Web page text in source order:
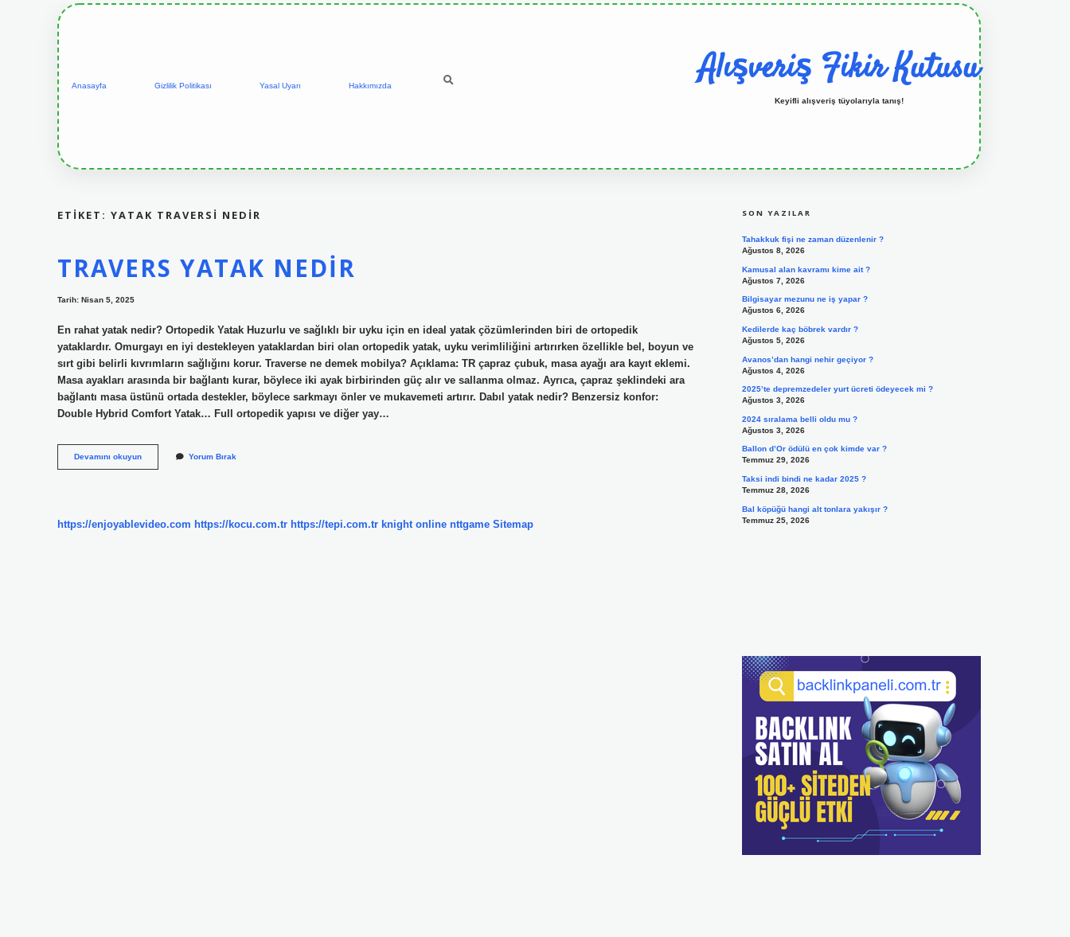
Anasayfa Gizlilik Politikası Yasal Uyarı Hakkımızda Alışveriş Fikir Kutusu
Keyifli alışveriş tüyolarıyla tanış!
ETIKET: YATAK TRAVERSI NEDIR
TRAVERS YATAK NEDIR
Tarih: Nisan 5, 2025
En rahat yatak nedir? Ortopedik Yatak Huzurlu ve sağlıklı bir uyku için en ideal yatak çözümlerinden biri de ortopedik
yataklardır. Omurgayı en iyi destekleyen yataklardan biri olan ortopedik yatak, uyku verimliliğini artırırken özellikle bel, boyun ve
sırt gibi belirli kıvrımların sağlığını korur. Traverse ne demek mobilya? Açıklama: TR çapraz çubuk, masa ayağı ara kayıt eklemi.
Masa ayakları arasında bir bağlantı kurar, böylece iki ayak birbirinden güç alır ve sallanma olmaz. Ayrıca, çapraz şeklindeki ara
bağlantı masa üstünü ortada destekler, böylece sarkmayı önler ve mukavemeti artırır. Dabıl yatak nedir? Benzersiz konfor:
Double Hybrid Comfort Yatak… Full ortopedik yapısı ve diğer yay…
Devamını okuyunTravers
Yatak
Yorum Bırak
https://enjoyablevideo.com https://kocu.com.tr https://tepi.com.tr knight online nttgame Sitemap
SON YAZILAR
Tahakkuk fişi ne zaman düzenlenir ?
Ağustos 8, 2026
Kamusal alan kavramı kime ait ?
Ağustos 7, 2026
Bilgisayar mezunu ne iş yapar ?
Ağustos 6, 2026
Kedilerde kaç böbrek vardır ?
Ağustos 5, 2026
Avanos’dan hangi nehir geçiyor ?
Ağustos 4, 2026
2025’te depremzedeler yurt ücreti ödeyecek mi ?
Ağustos 3, 2026
2024 sıralama belli oldu mu ?
Ağustos 3, 2026
Ballon d’Or ödülü en çok kimde var ?
Temmuz 29, 2026
Taksi indi bindi ne kadar 2025 ?
Temmuz 28, 2026
Bal köpüğü hangi alt tonlara yakışır ?
Temmuz 25, 2026